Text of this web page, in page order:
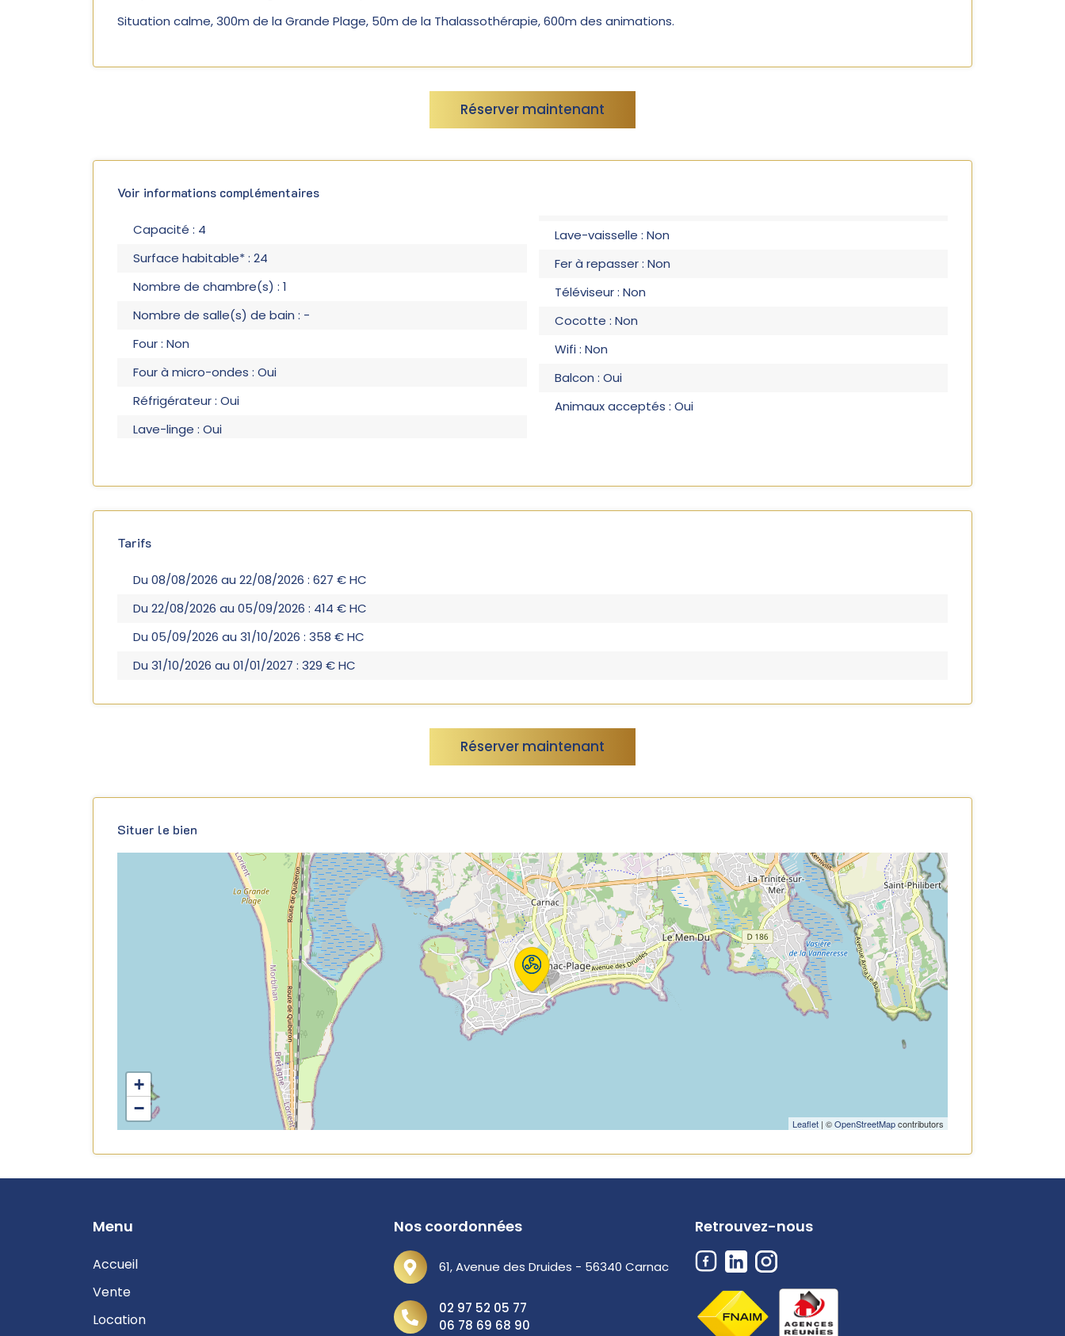
Situation calme, 300m de la Grande Plage, 50m de la Thalassothérapie, 600m des animations.
Réserver maintenant
Voir informations complémentaires
Capacité : 4
Surface habitable* : 24
Nombre de chambre(s) : 1
Nombre de salle(s) de bain : -
Four : Non
Four à micro-ondes : Oui
Réfrigérateur : Oui
Lave-linge : Oui
Lave-vaisselle : Non
Fer à repasser : Non
Téléviseur : Non
Cocotte : Non
Wifi : Non
Balcon : Oui
Animaux acceptés : Oui
Tarifs
Du 08/08/2026 au 22/08/2026 : 627 € HC
Du 22/08/2026 au 05/09/2026 : 414 € HC
Du 05/09/2026 au 31/10/2026 : 358 € HC
Du 31/10/2026 au 01/01/2027 : 329 € HC
Réserver maintenant
Situer le bien
+
−
Leaflet | ©OpenStreetMapcontributors
Menu
Accueil
Vente
Location
Nos coordonnées
61, Avenue des Druides - 56340 Carnac
02 97 52 05 77
06 78 69 68 90
Retrouvez-nous